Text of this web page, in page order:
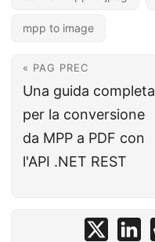
mpp to image
« PAG PREC
Una guida completa
per la conversione
da MPP a PDF con
l'API .NET REST